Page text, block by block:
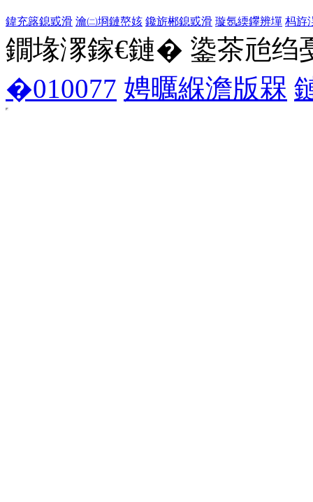
鍏充簬鎴戜滑 瀹㈡埛鏈嶅姟 鑱旂郴鎴戜滑 璇氬緛鑻辨墠 杩斿
鐗堟潈鎵€鏈� 鍌茶兘绉
�010077 娉曞緥澹版槑